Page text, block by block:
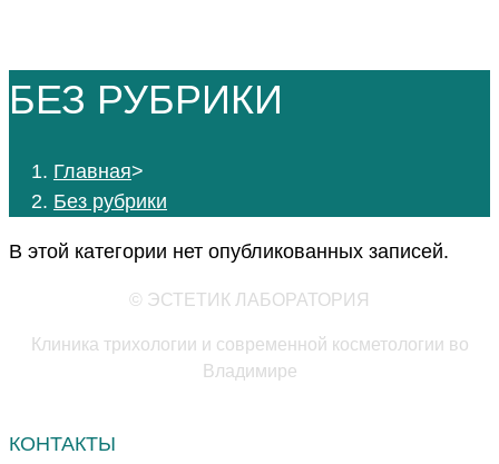
БЕЗ РУБРИКИ
Главная>
Без рубрики
В этой категории нет опубликованных записей.
© ЭСТЕТИК ЛАБОРАТОРИЯ
Клиника трихологии и современной косметологии во
Владимире
КОНТАКТЫ